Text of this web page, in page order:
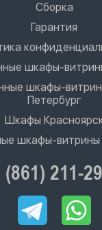
Сборка
Гарантия
шкафы-
шкафы-
Петербург
Шкафы
шкафы-витрины
(861) 211-